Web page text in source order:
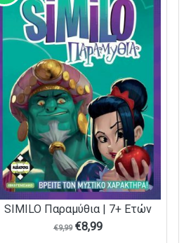
SIMILO Παραμύθια | 7+ Ετών
€9,99 €8,99